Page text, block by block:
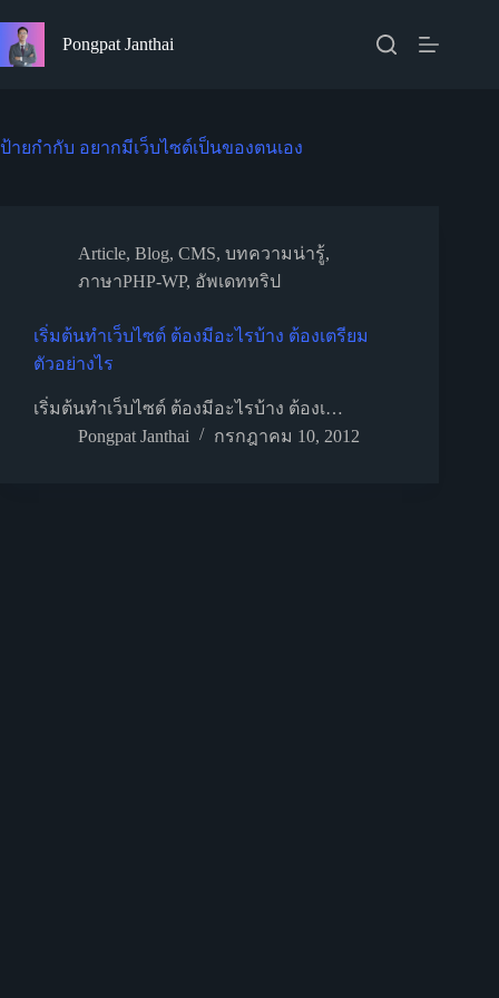
to
content
Pongpat Janthai
ป้ายกำกับ อยากมีเว็บไซต์เป็นของตนเอง
Article, Blog, CMS, บทความน่ารู้,
ภาษาPHP-WP, อัพเดททริป
เริ่มต้นทำเว็บไซต์ ต้องมีอะไรบ้าง ต้องเตรียม
ตัวอย่างไร
เริ่มต้นทำเว็บไซต์ ต้องมีอะไรบ้าง ต้องเ…
Pongpat Janthai
กรกฎาคม 10, 2012